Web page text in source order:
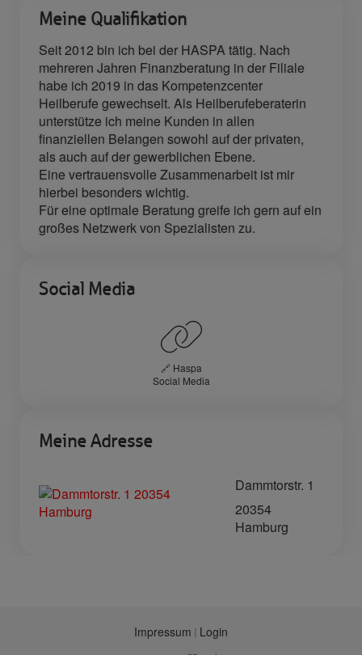
Meine Qualifikation
Seit 2012 bin ich bei der HASPA tätig. Nach
mehreren Jahren Finanzberatung in der Filiale
habe ich 2019 in das Kompetenzcenter
Heilberufe gewechselt. Als Heilberufeberaterin
unterstütze ich meine Kunden in allen
finanziellen Belangen sowohl auf der privaten,
als auch auf der gewerblichen Ebene.
Eine vertrauensvolle Zusammenarbeit ist mir
hierbei besonders wichtig.
Für eine optimale Beratung greife ich gern auf ein
Social Media
🔗 Haspa
Social Media
Meine Adresse
Dammtorstr. 1
20354
Hamburg
Impressum | Login